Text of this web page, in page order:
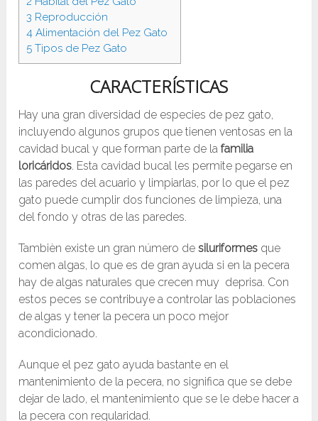
3 Reproducción
4 Alimentación del Pez Gato
5 Tipos de Pez Gato
CARACTERÍSTICAS
Hay una gran diversidad de especies de pez gato,
incluyendo algunos grupos que tienen ventosas en la
cavidad bucal y que forman parte de lafamilia
loricáridos. Esta cavidad bucal les permite pegarse en
las paredes del acuario y limpiarlas, por lo que el pez
gato puede cumplir dos funciones de limpieza, una
del fondo y otras de las paredes.
Tambièn existe un gran número desiluriformes que
comen algas, lo que es de gran ayuda si en la pecera
hay de algas naturales que crecen muy deprisa. Con
estos peces se contribuye a controlar las poblaciones
de algas y tener la pecera un poco mejor
acondicionado.
Aunque el pez gato ayuda bastante en el
mantenimiento de la pecera, no significa que se debe
dejar de lado, el mantenimiento que se le debe hacer a
la pecera con regularidad.